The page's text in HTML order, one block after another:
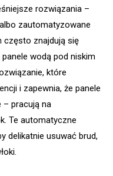
rozwiązania –
zautomatyzowane
często znajdują się
wodą pod niskim
które
i zapewnia, że panele
pracują na
Te automatyczne
delikatnie usuwać brud,